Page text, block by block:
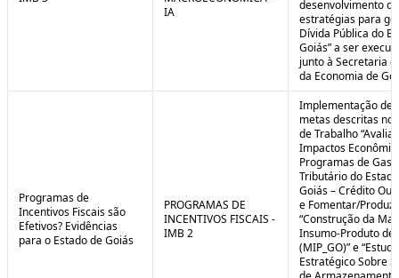
IA
desenvolvimento de
estratégias para
Dívida Pública do
Goiás” a ser
junto à Secretaria
da Economia de
Programas de
Incentivos Fiscais são
Efetivos? Evidências
para o Estado de Goiás
PROGRAMAS DE
INCENTIVOS FISCAIS -
IMB 2
Implementação de
metas descritas
de Trabalho
Impactos
Programas de
Tributário do
Goiás – Crédito
e Fomentar/
“Construção da
Insumo-Produto de
(MIP_GO)” e “Estudo
Estratégico Sobre